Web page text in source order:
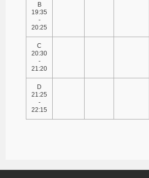
B
19:35
-
20:25
C
20:30
-
21:20
D
21:25
-
22:15